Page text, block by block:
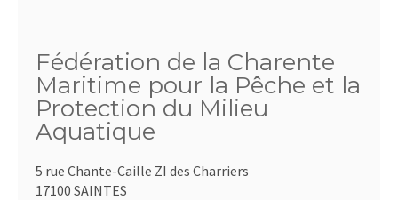
Fédération de la Charente
Maritime pour la Pêche et la
Protection du Milieu
Aquatique
5 rue Chante-Caille ZI des Charriers
17100 SAINTES